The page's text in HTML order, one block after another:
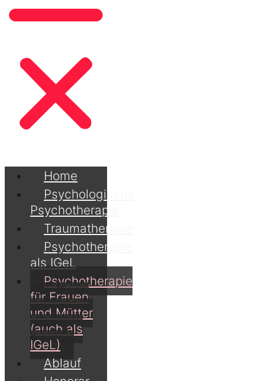
Home
Psychologische
Psychotherapie
Traumatherapie
Psychotherapie
als IGeL
Psychotherapie
für Frauen
und Mütter
(auch als
IGeL)
Ablauf